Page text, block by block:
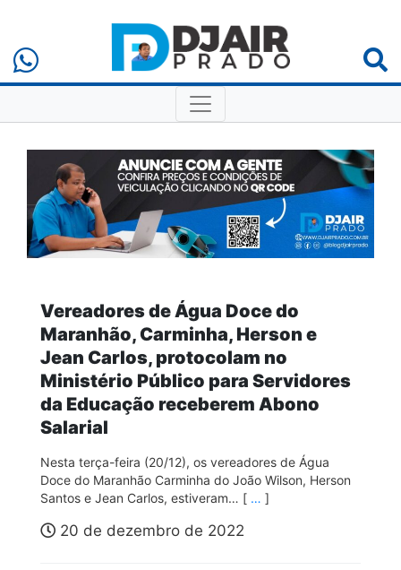
Vereadores de Água Doce do
Maranhão, Carminha, Herson e
Jean Carlos, protocolam no
Ministério Público para Servidores
da Educação receberem Abono
Salarial
Nesta terça-feira (20/12), os vereadores de Água
Doce do Maranhão Carminha do João Wilson, Herson
Santos e Jean Carlos, estiveram… [ … ]
20 de dezembro de 2022